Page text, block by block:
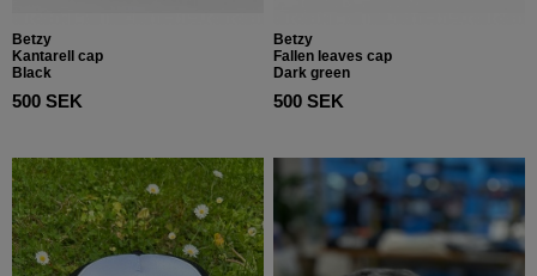
Betzy
Kantarell cap
Black
500 SEK
Betzy
Fallen leaves cap
Dark green
500 SEK